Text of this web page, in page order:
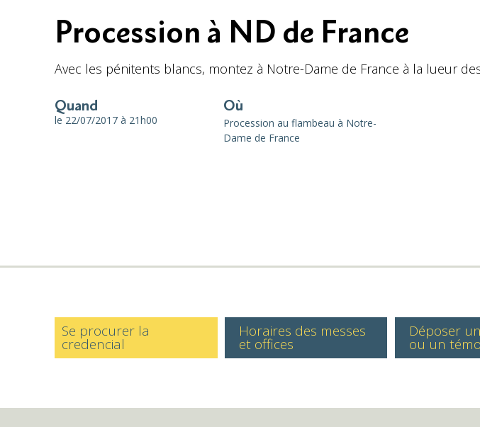
Procession à ND de France
Avec les pénitents blancs, montez à Notre-Dame de France à la lueur
Quand
le 22/07/2017 à 21h00
Où
Procession au flambeau à Notre-
Dame de France
Se procurer la
credencial
Horaires des messes
et offices
Déposer
ou un